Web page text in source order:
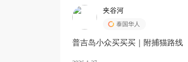
夹谷河
泰国华人
️普吉岛小众买买买｜附捕猫路线